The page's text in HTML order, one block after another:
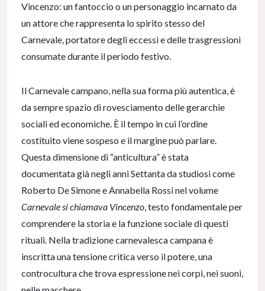
Vincenzo: un fantoccio o un personaggio incarnato da
un attore che rappresenta lo spirito stesso del
Carnevale, portatore degli eccessi e delle trasgressioni
consumate durante il periodo festivo.
Il Carnevale campano, nella sua forma più autentica, è
da sempre spazio di rovesciamento delle gerarchie
sociali ed economiche. È il tempo in cui l’ordine
costituito viene sospeso e il margine può parlare.
Questa dimensione di “anticultura” è stata
documentata già negli anni Settanta da studiosi come
Roberto De Simone e Annabella Rossi nel volume
Carnevale si chiamava Vincenzo, testo fondamentale per
comprendere la storia e la funzione sociale di questi
rituali. Nella tradizione carnevalesca campana è
inscritta una tensione critica verso il potere, una
controcultura che trova espressione nei corpi, nei suoni,